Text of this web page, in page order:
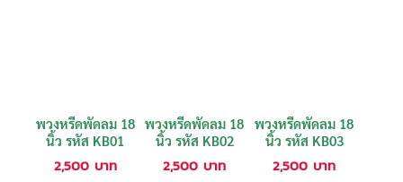
พวงหรีดพัดลม 18
นิ้ว รหัส KB01
2,500 บาท
พวงหรีดพัดลม 18
นิ้ว รหัส KB02
2,500 บาท
พวงหรีดพัดลม 18
นิ้ว รหัส KB03
2,500 บาท